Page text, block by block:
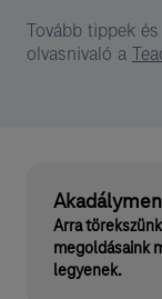
Tovább tippek
olvasnivaló a
Arra
megoldásaink
legyenek.